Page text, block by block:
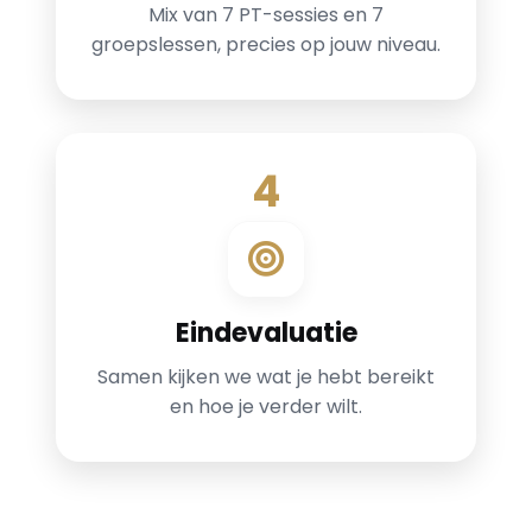
Mix van 7 PT-sessies en 7
groepslessen, precies op jouw niveau.
4
Eindevaluatie
Samen kijken we wat je hebt bereikt
en hoe je verder wilt.